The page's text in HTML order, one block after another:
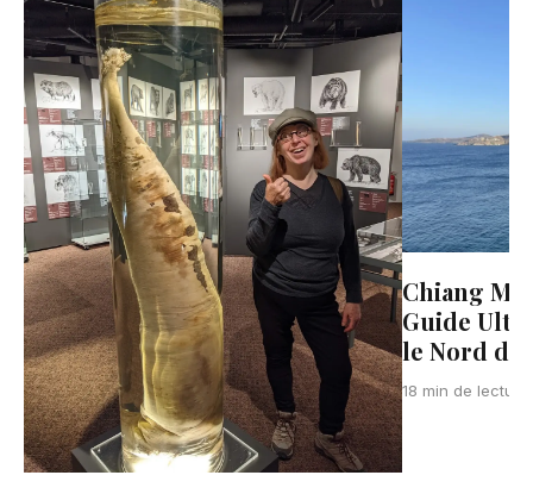
Chiang
Guide
le Nord de
18 min de lecture